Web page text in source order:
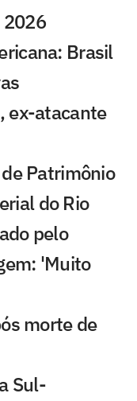
Brasil
ex-atacante
Patrimônio
do Rio
pelo
'Muito
morte de
Sul-